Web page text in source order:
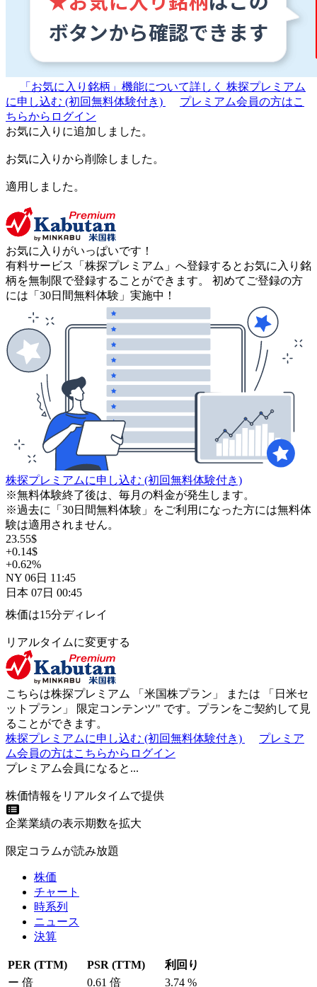
「お気に入り銘柄」機能について詳しく 株探プレミアム
に申し込む (初回無料体験付き)
プレミアム会員の方はこ
ちらからログイン
お気に入りに追加しました。
お気に入りから削除しました。
適用しました。
お気に入りがいっぱいです！
有料サービス「株探プレミアム」へ登録するとお気に入り銘
柄を無制限で登録することができます。 初めてご登録の方
には「30日間無料体験」実施中！
株探プレミアムに申し込む (初回無料体験付き)
※無料体験終了後は、毎月の料金が発生します。
※過去に「30日間無料体験」をご利用になった方には無料体
験は適用されません。
23.55$
+0.14$
+0.62%
NY 06日 11:45
日本 07日 00:45
株価は15分ディレイ
リアルタイムに変更する
こちらは株探プレミアム 「 米国株プラン 」 または 「 日米セ
ットプラン 」 限定コンテンツ" です。プランをご契約して見
ることができます。
株探プレミアムに申し込む (初回無料体験付き)
プレミア
ム会員の方はこちらからログイン
プレミアム会員になると...
株価情報をリアルタイムで提供
企業業績の表示期数を拡大
限定コラムが読み放題
株価
チャート
時系列
ニュース
決算
PER (TTM) PSR (TTM)
利回り
ー 倍 0.61 倍 3.74 %